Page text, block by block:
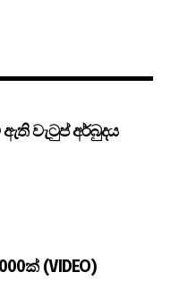
වැටුප් අර්බුදය
(VIDEO)